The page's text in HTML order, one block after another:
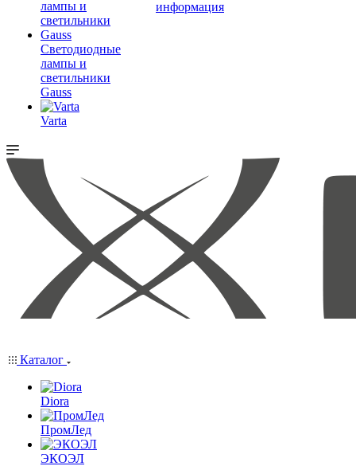
Светодиодные
лампы и
светильники
Gauss
Varta
информация
Каталог
Diora
ПромЛед
ЭКОЭЛ